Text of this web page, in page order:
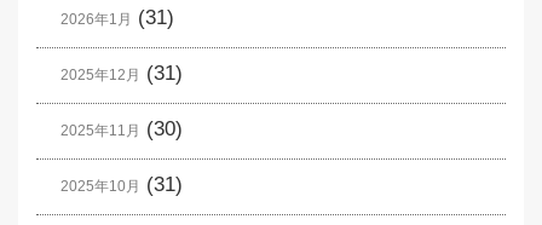
2026年1月 (31)
2025年12月 (31)
2025年11月 (30)
2025年10月 (31)